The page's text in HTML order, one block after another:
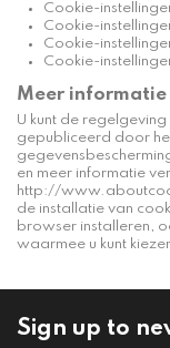
Cookie-
Cookie-
Cookie-
Cookie-
Meer informatie
U kunt de
gepubliceerd door
en meer informatie
http://
de installatie van
browser installeren,
waarmee u kunt
Sign up to